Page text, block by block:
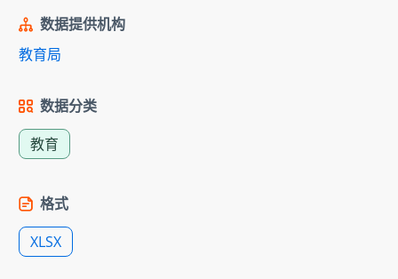
数据提供机构
教育局
数据分类
教育
格式
XLSX